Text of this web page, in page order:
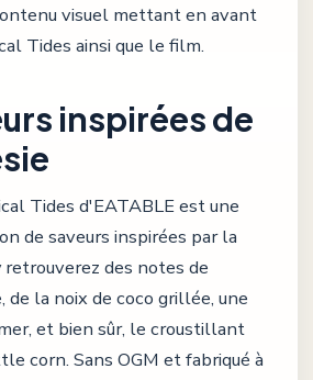
visuel mettant en avant
Tides ainsi que le film.
inspirées de
Tides d'EATABLE est une
de saveurs inspirées par la
retrouverez des notes de
de la noix de coco grillée, une
et bien sûr, le croustillant
corn. Sans OGM et fabriqué à